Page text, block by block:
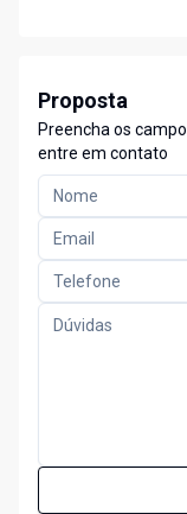
Proposta
Preencha os
entre em contato